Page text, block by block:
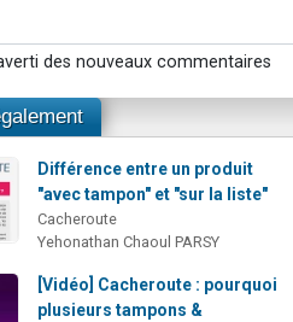
des nouveaux commentaires
Différence entre un produit
"avec tampon" et "sur la liste"
Cacheroute
Yehonathan Chaoul PARSY
[Vidéo] Cacheroute : pourquoi
plusieurs tampons &